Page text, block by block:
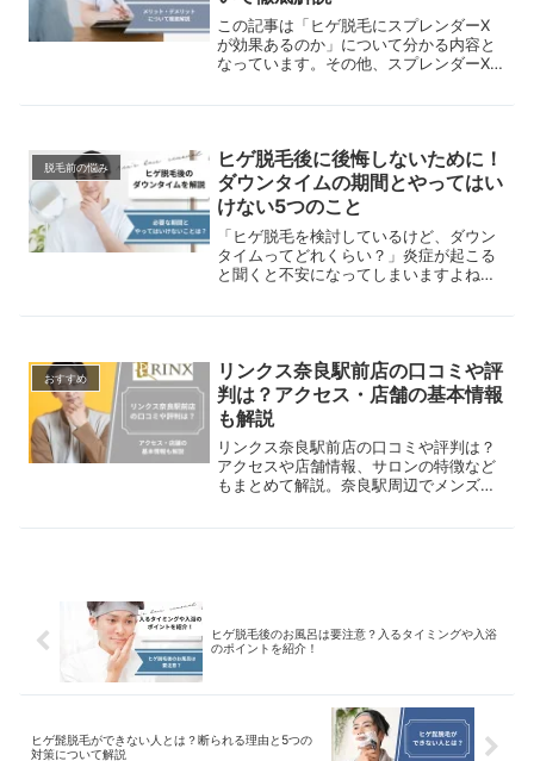
この記事は「ヒゲ脱毛にスプレンダーX
が効果あるのか」について分かる内容と
なっています。その他、スプレンダーX
すので、脱毛機の選択で悩んでいる方は
脱毛前の悩み
ヒゲ脱毛後に後悔しないために！
ダウンタイムの期間とやってはい
けない5つのこと
「ヒゲ脱毛を検討しているけど、ダウン
タイムってどれくらい？」炎症が起こる
と聞くと不安になってしまいますよね。
の目安期間と長引かせないための方法を
おすすめ
リンクス奈良駅前店の口コミや評
判は？アクセス・店舗の基本情報
も解説
リンクス奈良駅前店の口コミや評判は？
アクセスや店舗情報、サロンの特徴など
もまとめて解説。奈良駅周辺でメンズ脱
ヒゲ脱毛後のお風呂は要注意？入るタイミングや入浴
のポイントを紹介！
ヒゲ髭脱毛ができない人とは？断られる理由と5つの
対策について解説